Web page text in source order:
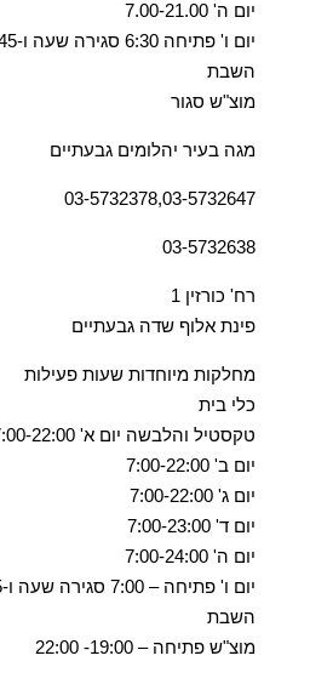
יום ה' 7.00-21.00
השבת
מוצ"ש סגור
מגה בעיר יהלומים גבעתיים
03-5732378,03-5732647
03-5732638
רח' כורזין 1
פינת אלוף שדה גבעתיים
מחלקות מיוחדות שעות פעילות
כלי בית
טקסטיל והלבשה יום א' 7:00-22:00
יום ב' 7:00-22:00
יום ג' 7:00-22:00
יום ד' 7:00-23:00
יום ה' 7:00-24:00
השבת
מוצ"ש פתיחה – 19:00- 22:00